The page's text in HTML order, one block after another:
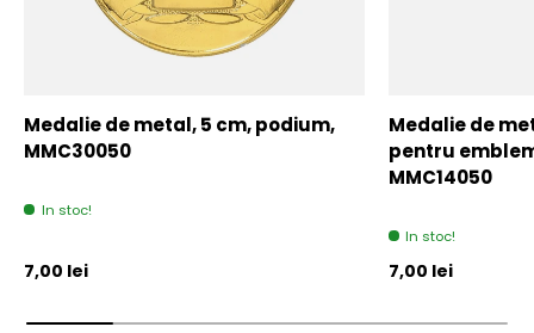
Medalie de metal, 5 cm, podium,
MMC30050
In stoc!
Pret initial
7,00 lei
Medalie de
pentru
MMC14050
In stoc!
Pret initial
7,00 lei